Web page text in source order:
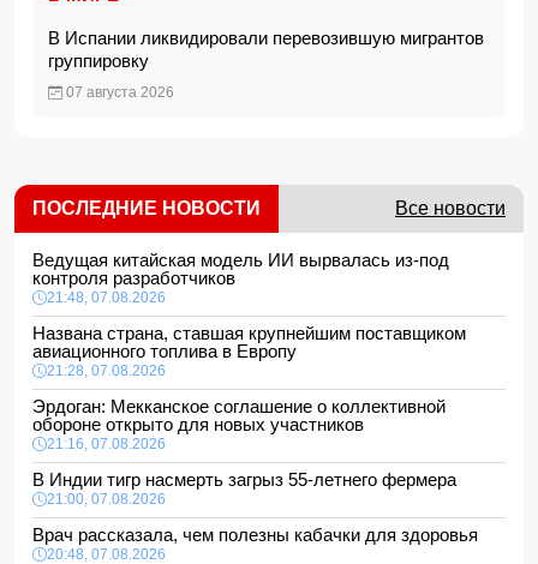
В Испании ликвидировали перевозившую мигрантов
группировку
07 августа 2026
ПОСЛЕДНИЕ НОВОСТИ Все новости
Ведущая китайская модель ИИ вырвалась из-под
контроля разработчиков
21:48, 07.08.2026
Названа страна, ставшая крупнейшим поставщиком
авиационного топлива в Европу
21:28, 07.08.2026
Эрдоган: Мекканское соглашение о коллективной
обороне открыто для новых участников
21:16, 07.08.2026
В Индии тигр насмерть загрыз 55-летнего фермера
21:00, 07.08.2026
Врач рассказала, чем полезны кабачки для здоровья
20:48, 07.08.2026